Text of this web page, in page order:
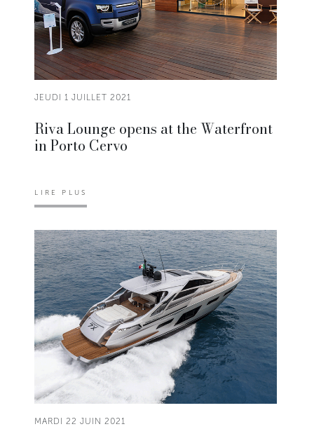
JEUDI 1 JUILLET 2021
Riva Lounge opens at the Waterfront
in Porto Cervo
LIRE PLUS
MARDI 22 JUIN 2021